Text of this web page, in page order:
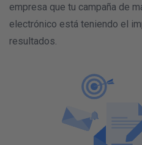
empresa que tu campaña de
electrónico está teniendo el
resultados.